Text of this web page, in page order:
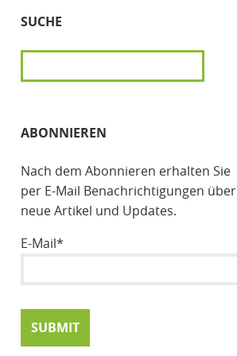
SUCHE
SUCHEN
ABONNIEREN
Nach dem Abonnieren erhalten Sie
per E-Mail Benachrichtigungen über
neue Artikel und Updates.
E-Mail*